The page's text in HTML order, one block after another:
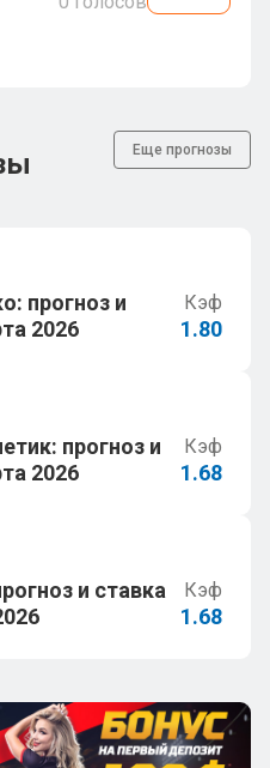
Еще прогнозы
прогноз и
2026
Кэф
1.80
прогноз и
2026
Кэф
1.68
и ставка
Кэф
1.68